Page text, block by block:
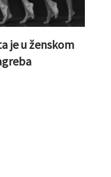
je u ženskom